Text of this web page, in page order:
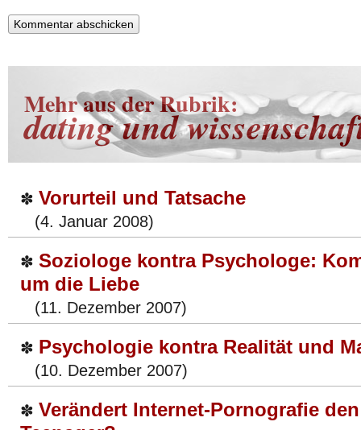
Mehr aus der Rubrik:
dating und
✽ Vorurteil und Tatsache
(4. Januar 2008)
✽ Soziologe kontra Psychologe:
um die Liebe
(11. Dezember 2007)
✽ Psychologie kontra Realität und
(10. Dezember 2007)
✽ Verändert Internet-Pornografie